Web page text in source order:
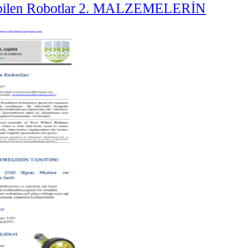
Robotlar 2. MALZEMELERİN